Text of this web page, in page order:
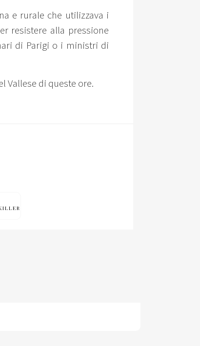
e rurale che utilizzava i
resistere alla pressione
di Parigi o i ministri di
Vallese di queste ore.